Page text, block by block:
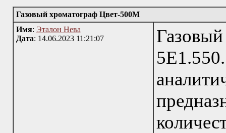
Газовый хроматограф Цвет-500М
Имя: Эталон Нева
Дата: 14.06.2023 11:21:07